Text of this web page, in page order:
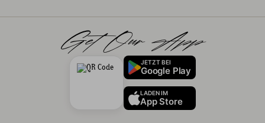
Get Our App
JETZT BEI
Google Play
LADEN IM
App Store